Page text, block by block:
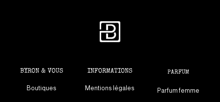
BYRON & VOUS
Boutiques
INFORMATIONS
Mentions légales
PARFUM
Parfum femme